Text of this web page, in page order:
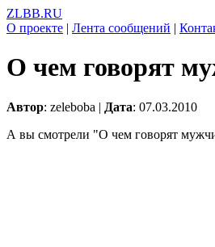
ZLBB.RU
О проекте | Лента сообщений |
О чем говорят
Автор: zeleboba | Дата: 07.03.2010
А вы смотрели "О чем говорят